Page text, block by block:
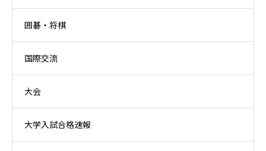
囲碁・将棋
国際交流
大会
大学入試合格速報